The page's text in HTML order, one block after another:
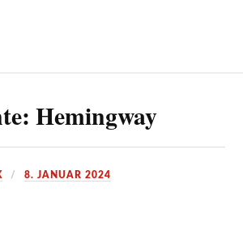
Hemingway
8. JANUAR 2024